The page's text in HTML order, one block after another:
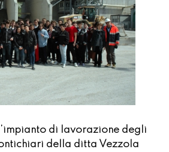
di lavorazione degli
della ditta Vezzola